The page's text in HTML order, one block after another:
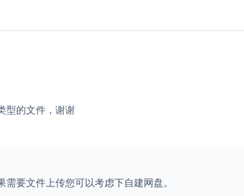
型的文件，谢谢
要文件上传您可以考虑下自建网盘。